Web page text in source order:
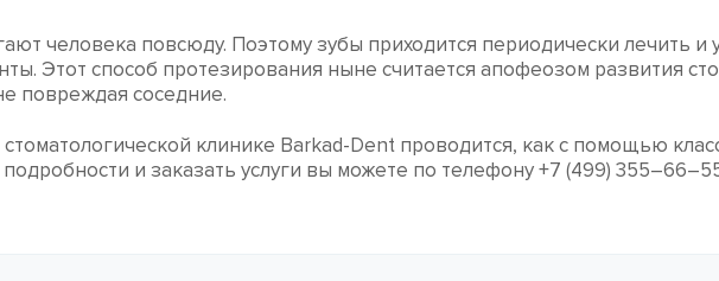
человека повсюду. Поэтому зубы приходится периодически лечить
Этот способ протезирования ныне считается апофеозом развития
повреждая соседние.
клинике Barkad-Dent проводится, как с помощью
и заказать услуги вы можете по телефону +7 (499)